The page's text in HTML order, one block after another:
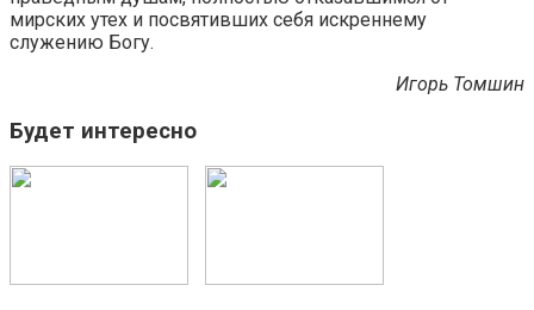
мирских утех и посвятивших себя искреннему
служению Богу.
Игорь Томшин
Будет интересно